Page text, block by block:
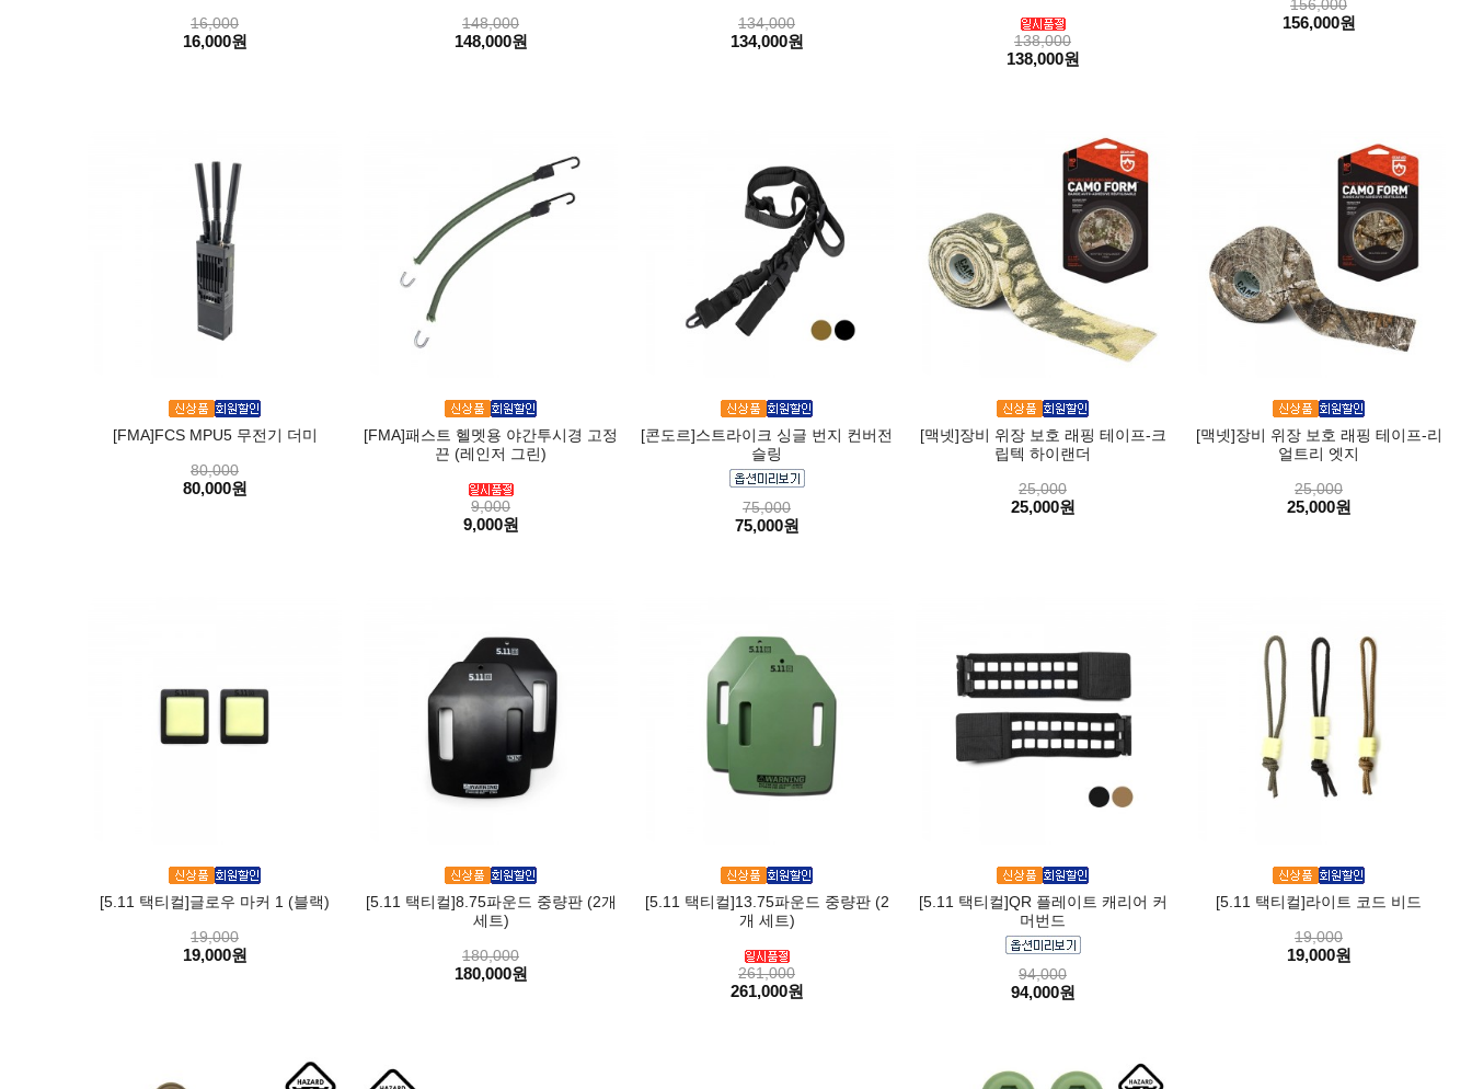
16,000
16,000원
148,000
148,000원
134,000
134,000원 138,000
138,000원
156,000
156,000원
[FMA]FCS MPU5 무전기 더미
80,000
80,000원
[FMA]패스트 헬멧용 야간투시경 고정
끈 (레인저 그린)
9,000
9,000원
[콘도르]스트라이크 싱글 번지 컨버전
슬링
75,000
75,000원
[맥넷]장비 위장 보호 래핑 테이프-크
립텍 하이랜더
25,000
25,000원
[맥넷]장비 위장 보호 래핑 테이프-리
얼트리 엣지
25,000
25,000원
[5.11 택티컬]글로우 마커 1 (블랙)
19,000
19,000원
[5.11 택티컬]8.75파운드 중량판 (2개
세트)
180,000
180,000원
[5.11 택티컬]13.75파운드 중량판 (2
개 세트)
261,000
261,000원
[5.11 택티컬]QR 플레이트 캐리어 커
머번드
94,000
94,000원
[5.11 택티컬]라이트 코드 비드
19,000
19,000원